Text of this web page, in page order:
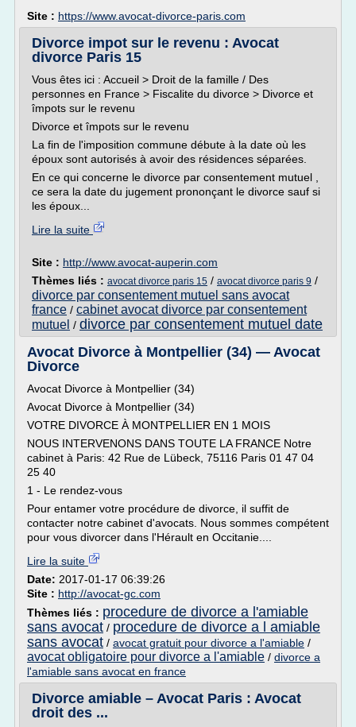
Site : https://www.avocat-divorce-paris.com
Divorce impot sur le revenu : Avocat
divorce Paris 15
Vous êtes ici : Accueil > Droit de la famille / Des
personnes en France > Fiscalite du divorce > Divorce et
împots sur le revenu
Divorce et împots sur le revenu
La fin de l'imposition commune débute à la date où les
époux sont autorisés à avoir des résidences séparées.
En ce qui concerne le divorce par consentement mutuel ,
ce sera la date du jugement prononçant le divorce sauf si
les époux...
Lire la suite
Site : http://www.avocat-auperin.com
Thèmes liés : avocat divorce paris 15 / avocat divorce paris 9 /
divorce par consentement mutuel sans avocat
france / cabinet avocat divorce par consentement
mutuel / divorce par consentement mutuel date
Avocat Divorce à Montpellier (34) — Avocat
Divorce
Avocat Divorce à Montpellier (34)
Avocat Divorce à Montpellier (34)
VOTRE DIVORCE À MONTPELLIER EN 1 MOIS
NOUS INTERVENONS DANS TOUTE LA FRANCE Notre
cabinet à Paris: 42 Rue de Lübeck, 75116 Paris 01 47 04
25 40
1 - Le rendez-vous
Pour entamer votre procédure de divorce, il suffit de
contacter notre cabinet d'avocats. Nous sommes compétent
pour vous divorcer dans l'Hérault en Occitanie....
Lire la suite
Date: 2017-01-17 06:39:26
Site : http://avocat-gc.com
Thèmes liés : procedure de divorce a l'amiable
sans avocat / procedure de divorce a l amiable
sans avocat / avocat gratuit pour divorce a l'amiable /
avocat obligatoire pour divorce a l'amiable / divorce a
l'amiable sans avocat en france
Divorce amiable – Avocat Paris : Avocat
droit des ...